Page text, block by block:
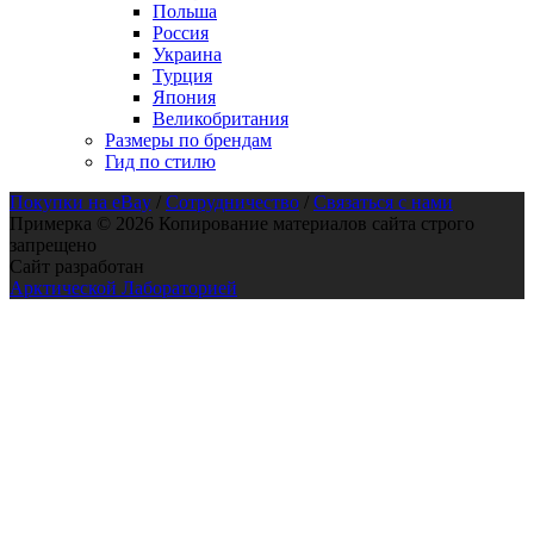
Польша
Россия
Украина
Турция
Япония
Великобритания
Размеры по брендам
Гид по стилю
Покупки на eBay / Сотрудничество / Связаться с нами
Примерка © 2026 Копирование материалов сайта строго
запрещено
Сайт разработан
Арктической Лабораторией